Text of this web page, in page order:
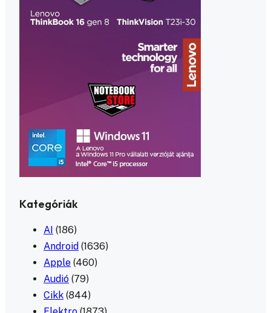
Kategóriák
AI (186)
Android (1636)
Apple (460)
Audió (79)
Cikk (844)